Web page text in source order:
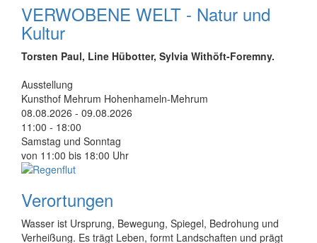
VERWOBENE WELT - Natur und
Kultur
Torsten Paul, Line Hübotter, Sylvia Withöft-Foremny.
Ausstellung
Kunsthof Mehrum Hohenhameln-Mehrum
08.08.2026 - 09.08.2026
11:00 - 18:00
Samstag und Sonntag
von 11:00 bis 18:00 Uhr
Verortungen
Wasser ist Ursprung, Bewegung, Spiegel, Bedrohung und
Verheißung. Es trägt Leben, formt Landschaften und prägt